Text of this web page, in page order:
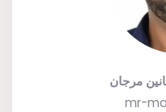
مرجان